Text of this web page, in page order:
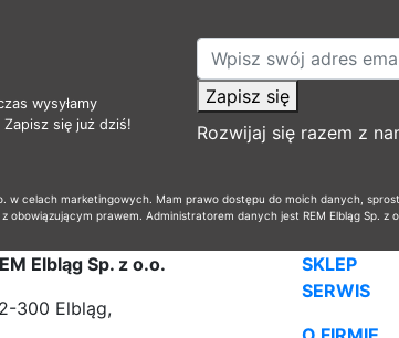
wysyłamy
się już dziś!
Zapisz się
Rozwijaj się razem z
w celach marketingowych. Mam prawo dostępu do moich danych,
prawem. Administratorem danych jest REM Elbląg Sp. z
Elbląg Sp. z o.o.
300 Elbląg,
SKLEP
SERWIS